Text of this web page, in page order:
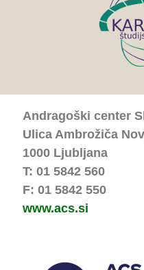
Andragoški center
Ulica Ambrožiča
1000 Ljubljana
T: 01 5842 560
F: 01 5842 550
www.acs.si